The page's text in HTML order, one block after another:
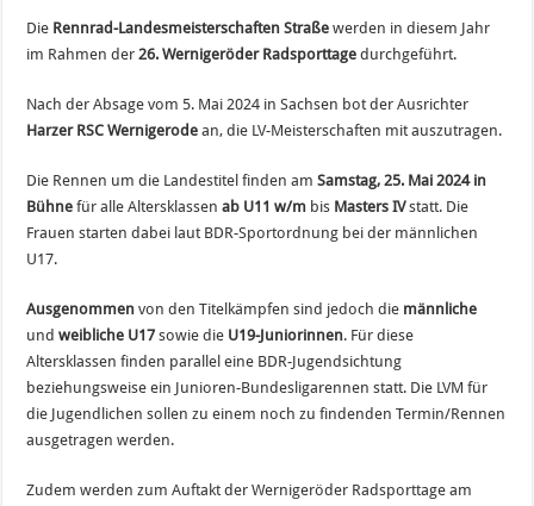
Die Rennrad-Landesmeisterschaften Straße werden in diesem Jahr
im Rahmen der26. Wernigeröder Radsporttage durchgeführt.
Nach der Absage vom 5. Mai 2024 in Sachsen bot der Ausrichter
Harzer RSC Wernigerode an, die LV-Meisterschaften mit auszutragen.
Die Rennen um die Landestitel finden amSamstag, 25. Mai 2024 in
Bühnefür alle Altersklassenab U11 w/m bis Masters IVstatt. Die
Frauen starten dabei laut BDR-Sportordnung bei der männlichen
U17.
Ausgenommen von den Titelkämpfen sind jedoch die männliche
undweibliche U17 sowie die U19-Juniorinnen. Für diese
Altersklassen finden parallel eine BDR-Jugendsichtung
beziehungsweise ein Junioren-Bundesligarennen statt. Die LVM für
die Jugendlichen sollen zu einem noch zu findenden Termin/Rennen
ausgetragen werden.
Zudem werden zum Auftakt der Wernigeröder Radsporttage am